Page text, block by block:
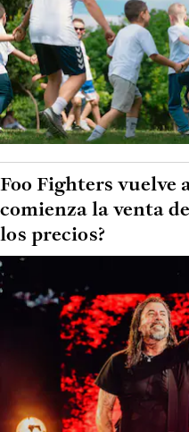
Foo Fighters vuelve
comienza la venta
los precios?